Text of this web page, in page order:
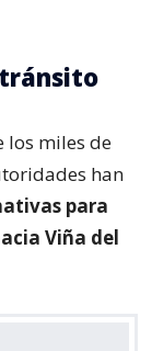
los miles de
han
para
Viña del